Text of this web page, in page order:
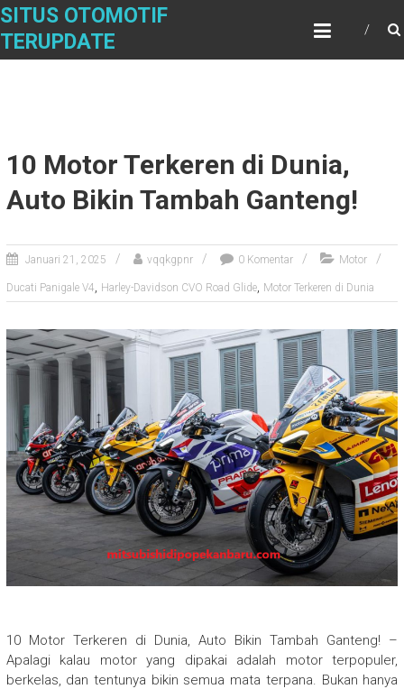
Skip
content
SITUS OTOMOTIF
TERUPDATE
10 Motor Terkeren di Dunia,
Auto Bikin Tambah Ganteng!
Januari 21, 2025 vqqkgpnr 0 Komentar Motor
Ducati Panigale V4, Harley-Davidson CVO Road Glide, Motor Terkeren di Dunia
10 Motor Terkeren di Dunia, Auto Bikin Tambah Ganteng! –
Apalagi kalau motor yang dipakai adalah motor terpopuler,
berkelas, dan tentunya bikin semua mata terpana. Bukan hanya